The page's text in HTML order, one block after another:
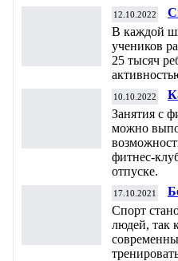
12.10.2022
В каждой
учеников
25 тысяч
10.10.2022
Занятия с
можно
фитнес-
отпуске.
17.10.2021
Спорт
людей, так